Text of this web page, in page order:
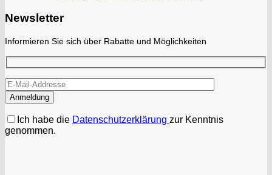
Newsletter
Informieren Sie sich über Rabatte und Möglichkeiten
Ich habe die Datenschutzerklärung zur Kenntnis
genommen.